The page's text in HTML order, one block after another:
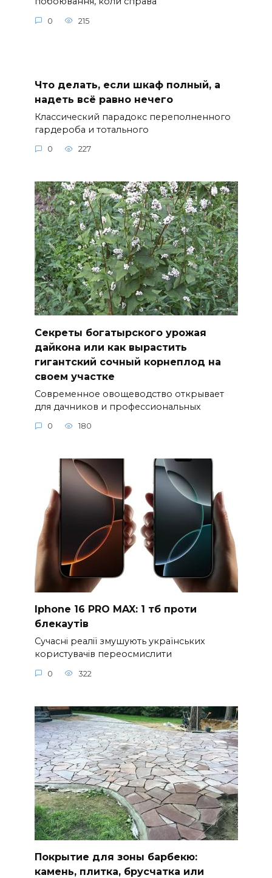
0 215
Что делать, если шкаф полный, а
надеть всё равно нечего
Классический парадокс переполненного
гардероба и тотального
0 227
Секреты богатырского урожая
дайкона или как вырастить
гигантский сочный корнеплод на
своем участке
Современное овощеводство открывает
для дачников и профессиональных
0 180
Iphone 16 PRO MAX: 1 тб проти
блекаутів
Сучасні реалії змушують українських
користувачів переосмислити
0 322
Покрытие для зоны барбекю:
камень, плитка, брусчатка или